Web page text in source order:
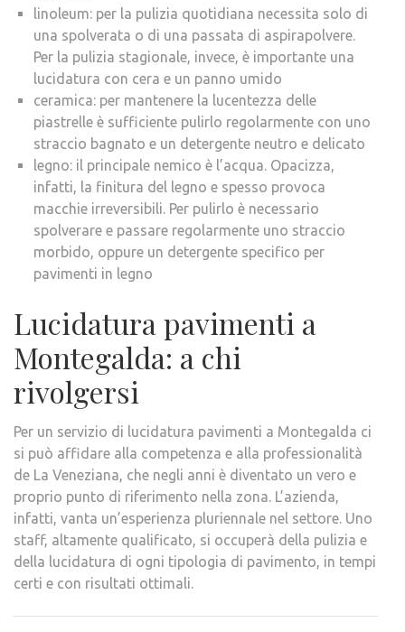
linoleum: per la pulizia quotidiana necessita solo di
una spolverata o di una passata di aspirapolvere.
Per la pulizia stagionale, invece, è importante una
lucidatura con cera e un panno umido
ceramica: per mantenere la lucentezza delle
piastrelle è sufficiente pulirlo regolarmente con uno
straccio bagnato e un detergente neutro e delicato
legno: il principale nemico è l’acqua. Opacizza,
infatti, la finitura del legno e spesso provoca
macchie irreversibili. Per pulirlo è necessario
spolverare e passare regolarmente uno straccio
morbido, oppure un detergente specifico per
pavimenti in legno
Lucidatura pavimenti a
Montegalda: a chi
rivolgersi
Per un servizio di lucidatura pavimenti a Montegalda ci
si può affidare alla competenza e alla professionalità
de La Veneziana, che negli anni è diventato un vero e
proprio punto di riferimento nella zona. L’azienda,
infatti, vanta un’esperienza pluriennale nel settore. Uno
staff, altamente qualificato, si occuperà della pulizia e
della lucidatura di ogni tipologia di pavimento, in tempi
certi e con risultati ottimali.